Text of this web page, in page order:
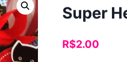
Super
R$2.00